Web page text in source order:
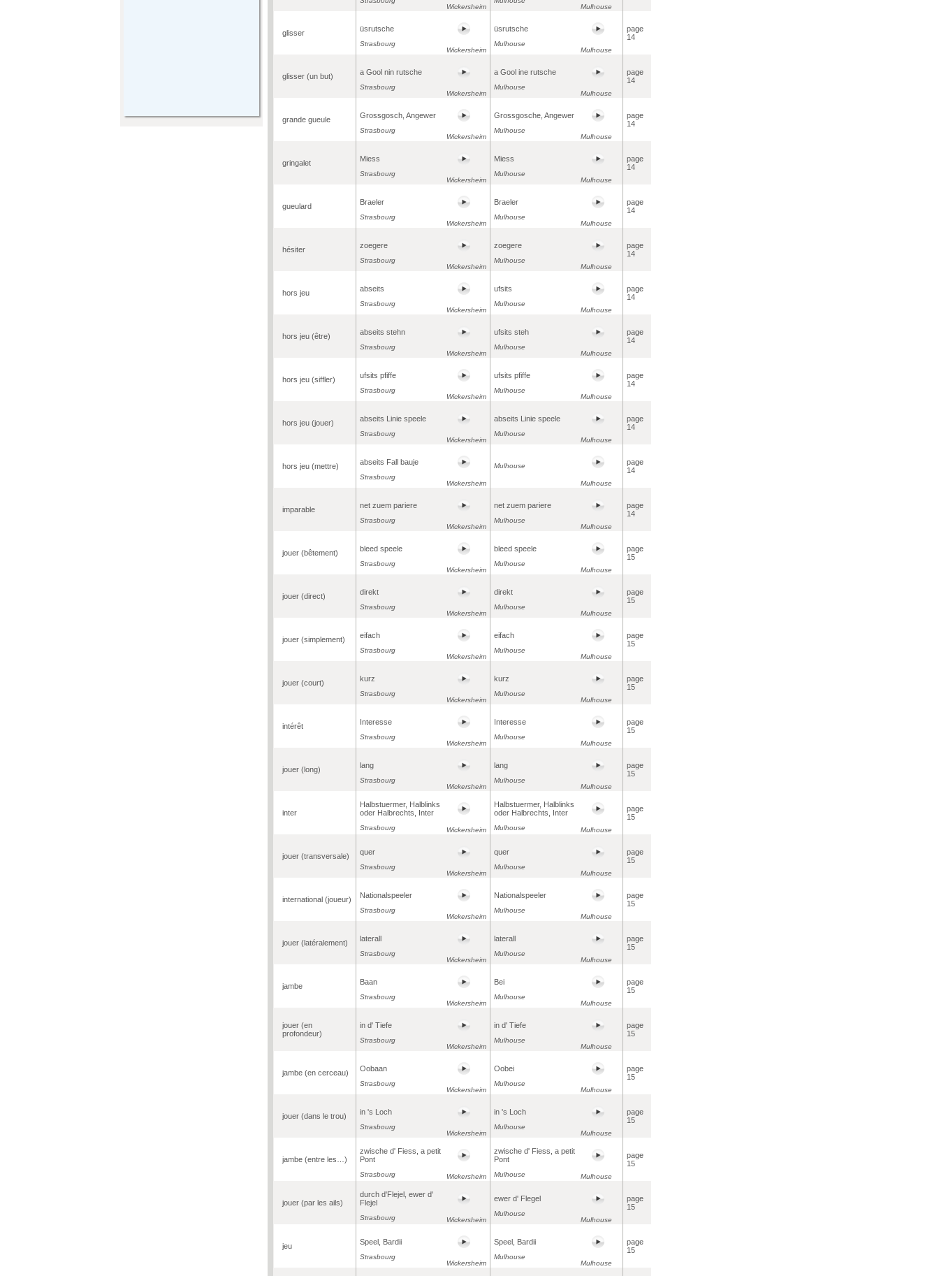
Wickersheim
Mulhouse
glisser üsrutsche
Strasbourg
Wickersheim
üsrutsche
Mulhouse
Mulhouse
page
14
glisser (un but) a Gool nin rutsche
Strasbourg
Wickersheim
a Gool ine rutsche
Mulhouse
Mulhouse
page
14
grande gueule Grossgosch, Angewer
Strasbourg
Wickersheim
Grossgosche, Angewer
Mulhouse
Mulhouse
page
14
gringalet Miess
Strasbourg
Wickersheim
Miess
Mulhouse
Mulhouse
page
14
gueulard Braeler
Strasbourg
Wickersheim
Braeler
Mulhouse
Mulhouse
page
14
hésiter zoegere
Strasbourg
Wickersheim
zoegere
Mulhouse
Mulhouse
page
14
hors jeu abseits
Strasbourg
Wickersheim
ufsits
Mulhouse
Mulhouse
page
14
hors jeu (être) abseits stehn
Strasbourg
Wickersheim
ufsits steh
Mulhouse
Mulhouse
page
14
hors jeu (siffler) ufsits pfiffe
Strasbourg
Wickersheim
ufsits pfiffe
Mulhouse
Mulhouse
page
14
hors jeu (jouer) abseits Linie speele
Strasbourg
Wickersheim
abseits Linie speele
Mulhouse
Mulhouse
page
14
hors jeu (mettre) abseits Fall bauje
Strasbourg
Wickersheim
Mulhouse
Mulhouse
page
14
imparable net zuem pariere
Strasbourg
Wickersheim
net zuem pariere
Mulhouse
Mulhouse
page
14
jouer (bêtement) bleed speele
Strasbourg
Wickersheim
bleed speele
Mulhouse
Mulhouse
page
15
jouer (direct) direkt
Strasbourg
Wickersheim
direkt
Mulhouse
Mulhouse
page
15
jouer (simplement) eifach
Strasbourg
Wickersheim
eifach
Mulhouse
Mulhouse
page
15
jouer (court) kurz
Strasbourg
Wickersheim
kurz
Mulhouse
Mulhouse
page
15
intérêt Interesse
Strasbourg
Wickersheim
Interesse
Mulhouse
Mulhouse
page
15
jouer (long) lang
Strasbourg
Wickersheim
lang
Mulhouse
Mulhouse
page
15
inter
Halbstuermer, Halblinks
oder Halbrechts, Inter
Strasbourg Wickersheim
Halbstuermer, Halblinks
oder Halbrechts, Inter
Mulhouse Mulhouse
page
15
jouer (transversale) quer
Strasbourg
Wickersheim
quer
Mulhouse
Mulhouse
page
15
international (joueur) Nationalspeeler
Strasbourg
Wickersheim
Nationalspeeler
Mulhouse
Mulhouse
page
15
jouer (latéralement) laterall
Strasbourg
Wickersheim
laterall
Mulhouse
Mulhouse
page
15
jambe Baan
Strasbourg
Wickersheim
Bei
Mulhouse
Mulhouse
page
15
jouer (en
profondeur)
in d' Tiefe
Strasbourg
Wickersheim
in d' Tiefe
Mulhouse
Mulhouse
page
15
jambe (en cerceau) Oobaan
Strasbourg
Wickersheim
Oobei
Mulhouse
Mulhouse
page
15
jouer (dans le trou) in 's Loch
Strasbourg
Wickersheim
in 's Loch
Mulhouse
Mulhouse
page
15
jambe (entre les…)
zwische d' Fiess, a petit
Pont
Strasbourg Wickersheim
zwische d' Fiess, a petit
Pont
Mulhouse Mulhouse
page
15
jouer (par les ails)
durch d'Flejel, ewer d'
Flejel
Strasbourg Wickersheim
ewer d' Flegel
Mulhouse
Mulhouse
page
15
jeu Speel, Bardii
Strasbourg
Wickersheim
Speel, Bardii
Mulhouse
Mulhouse
page
15